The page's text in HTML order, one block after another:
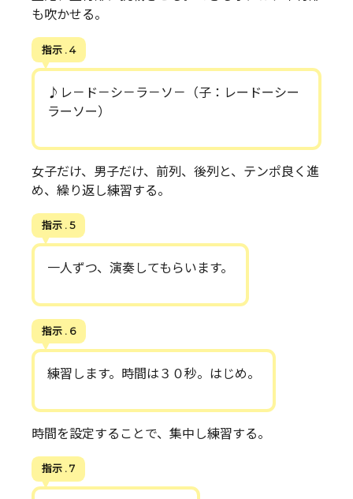
も吹かせる。
指示 . 4
♪レ－ド－シ－ラ－ソ－（子：レードーシー
ラーソー）
女子だけ、男子だけ、前列、後列と、テンポ良く進
め、繰り返し練習する。
指示 . 5
一人ずつ、演奏してもらいます。
指示 . 6
練習します。時間は３０秒。はじめ。
時間を設定することで、集中し練習する。
指示 . 7